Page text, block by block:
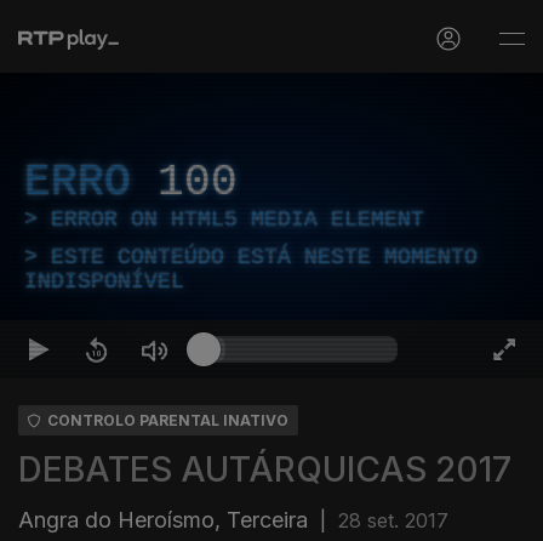
ERRO 100
ERROR ON HTML5 MEDIA ELEMENT
ESTE CONTEÚDO ESTÁ NESTE MOMENTO
INDISPONÍVEL
CONTROLO PARENTAL INATIVO
DEBATES AUTÁRQUICAS 2017
Angra do Heroísmo, Terceira 28 set. 2017